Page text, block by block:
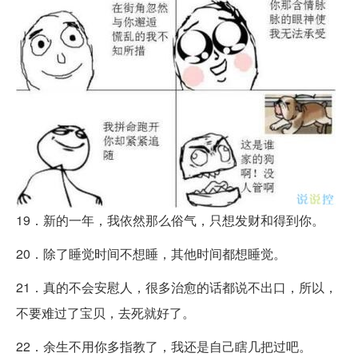
19．新的一年，我依然那么俗气，只想发财和得到你。
20．除了睡觉时间不想睡，其他时间都想睡觉。
21．真的不会安慰人，很多治愈的话都说不出口，所以，
不要难过了宝贝，去死就好了。
22．余生不用你多指教了，我还是自己瞎几把过吧。